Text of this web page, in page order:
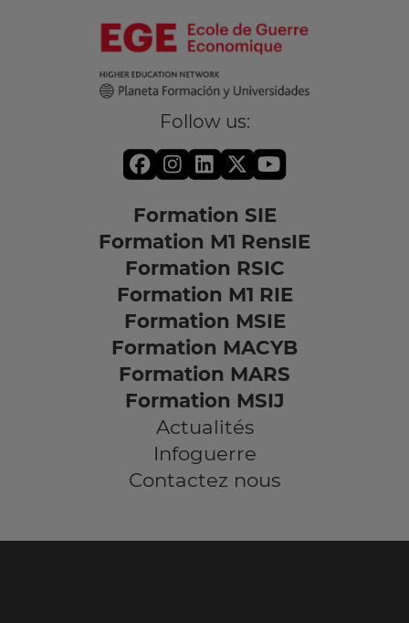
Follow us:
Formation SIE
Formation M1 RensIE
Formation RSIC
Formation M1 RIE
Formation MSIE
Formation MACYB
Formation MARS
Formation MSIJ
Actualités
Infoguerre
Contactez nous